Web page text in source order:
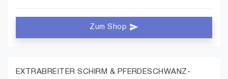
Zum Shop
EXTRABREITER SCHIRM & PFERDESCHWANZ-